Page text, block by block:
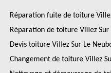
Réparation fuite de toiture
Réparation de toiture Villez
Devis toiture Villez Sur Le
Changement de toiture Villez